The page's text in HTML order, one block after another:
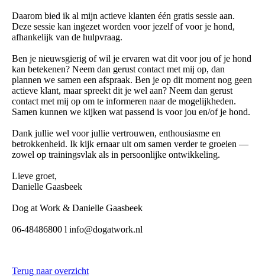
Daarom bied ik al mijn actieve klanten één gratis sessie aan.
Deze sessie kan ingezet worden voor jezelf of voor je hond,
afhankelijk van de hulpvraag.
Ben je nieuwsgierig of wil je ervaren wat dit voor jou of je hond
kan betekenen? Neem dan gerust contact met mij op, dan
plannen we samen een afspraak. Ben je op dit moment nog geen
actieve klant, maar spreekt dit je wel aan? Neem dan gerust
contact met mij op om te informeren naar de mogelijkheden.
Samen kunnen we kijken wat passend is voor jou en/of je hond.
Dank jullie wel voor jullie vertrouwen, enthousiasme en
betrokkenheid. Ik kijk ernaar uit om samen verder te groeien —
zowel op trainingsvlak als in persoonlijke ontwikkeling.
Lieve groet,
Danielle Gaasbeek
Dog at Work & Danielle Gaasbeek
06-48486800 l info@dogatwork.nl
Terug naar overzicht